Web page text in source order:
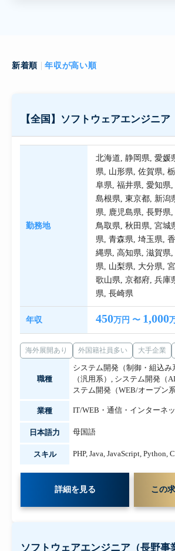
新着順 年収が高い順
【全国】ソフトウェアエンジニア
勤務地
北海道,静岡県,愛媛
県, 山形県,佐賀県,
阜県,福井県,愛知県,
島根県,東京都, 新潟
県, 鹿児島県,長野県
鳥取県,秋田県,宮城
県,青森県,埼玉県,
縄県,高知県,滋賀県
県, 山梨県, 大分県,
歌山県,京都府,兵庫
県,長崎県
年収 450万円 〜 1,000
海外展開あり 外国籍社員多い 大手企業
職種
システム開発（制御・組込み
（汎用系） , システム開発（
ステム開発（WEB/オープン系
業種 IT/WEB・通信・インターネ
日本語力 母国語
スキル PHP, Java, JavaScript, Python,
詳細を見る この
ソフトウェアエンジニア（長野事